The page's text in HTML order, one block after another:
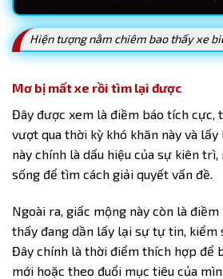
Hiện tượng nằm chiêm bao thấy xe
Mơ bị mất xe rồi tìm lại được
Đây được xem là điềm báo tích cực,
vượt qua thời kỳ khó khăn này và
này chính là dấu hiệu của sự kiên
sống để tìm cách giải quyết vấn đề.
Ngoài ra, giấc mộng này còn là
thấy đang dần lấy lại sự tự tin, kiểm
Đây chính là thời điểm thích hợp để
mới hoặc theo đuổi mục tiêu của